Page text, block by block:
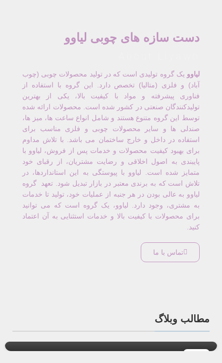
دست سازه های چوبی لیاوو
لیاوو یک گروه تولیدی است که در تولید محصولات چوبی (چوب
آباد) و فلزی (متالیا) تخصص دارد. این گروه با استفاده از
فناوری پیشرفته و مواد با کیفیت بالا، یکی از بهترین
تولیدکنندگان صنعتی در کشور شده است. محصولات ارائه شده
توسط این گروه متنوع هستند و شامل انواع ساعت ها، میز ها،
صندلی ها و سایر محصولات چوبی و فلزی مناسب برای
استفاده در داخل و خارج ساختمان می باشد. با تلاش مداوم
برای بهبود کیفیت محصولات و خدمات پس از فروش، لیاوو با
پایبندی به اصول اخلاقی و رضایت مشتریان، از رقبای خود
متمایز شده است. لیاوو با پیوستگی به این استانداردها، در
تلاش است که به برندی معتبر در بازار تبدیل شود. تعهد گروه
لیاوو به عالی بودن در هر جنبه از عملیات خود، تولید تا خدمات
به مشتری، وجود دارد. لیاوو، یک گروه است که می توانید
برای محصولات با کیفیت بالا و خدمات استثنایی به آن اعتماد
کنید.
تماس با ما
مطالب وبلاگدکوراسیون روستیک و طبیعی با لیاوو
حسین دارستانی 0